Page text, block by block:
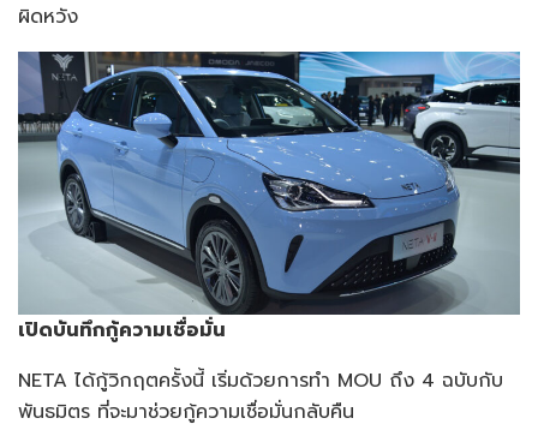
ผิดหวัง
เปิดบันทึกกู้ความเชื่อมั่น
NETA ได้กู้วิกฤตครั้งนี้ เริ่มด้วยการทำ MOU ถึง 4 ฉบับกับ
พันธมิตร ที่จะมาช่วยกู้ความเชื่อมั่นกลับคืน